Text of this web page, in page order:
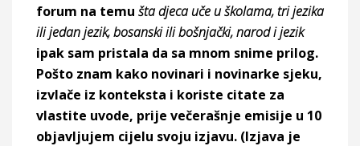
forum na temu šta djeca uče u školama, tri jezika
ili jedan jezik, bosanski ili bošnjački, narod i jezik
ipak sam pristala da sa mnom snime prilog.
Pošto znam kako novinari i novinarke sjeku,
izvlače iz konteksta i koriste citate za
vlastite uvode, prije večerašnje emisije u 10
objavljujem cijelu svoju izjavu. (Izjava je